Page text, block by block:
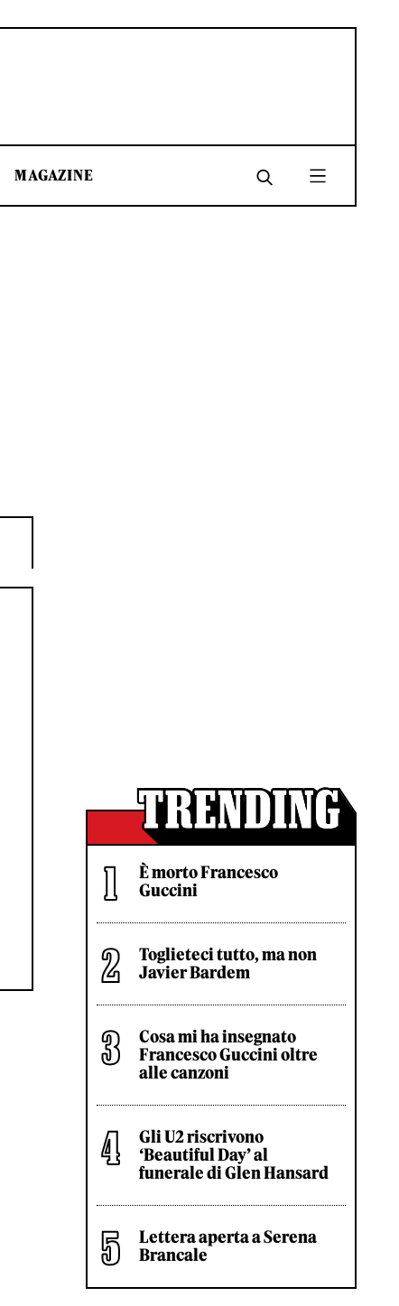
MAGAZINE
È morto Francesco
Guccini
Toglieteci tutto, ma non
Javier Bardem
Cosa mi ha insegnato
Francesco Guccini oltre
alle canzoni
Gli U2 riscrivono
‘Beautiful Day’ al
funerale di Glen Hansard
Lettera aperta a Serena
Brancale